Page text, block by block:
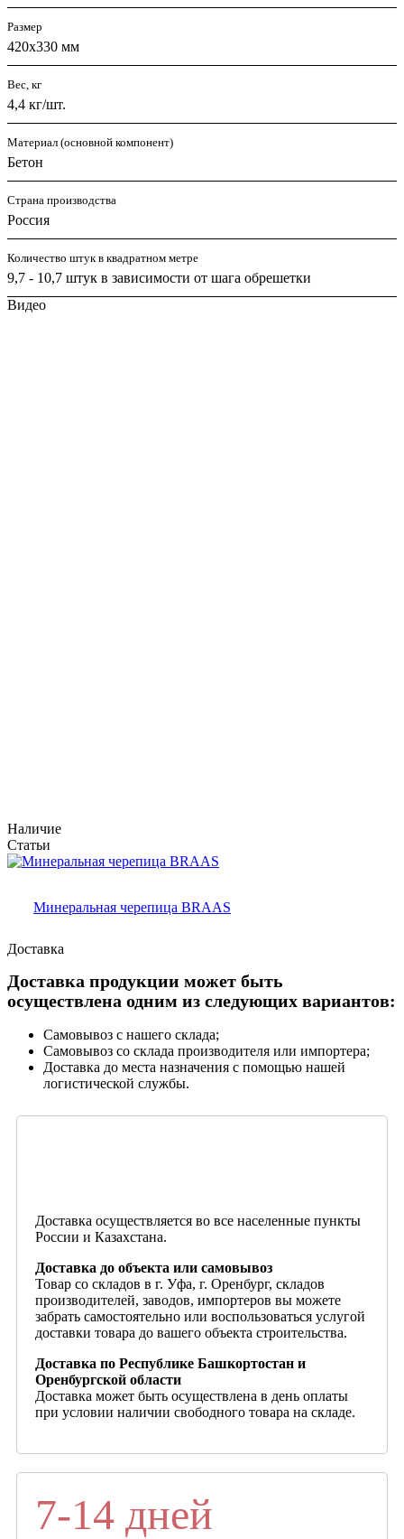
Размер
420х330 мм
Вес, кг
4,4 кг/шт.
Материал (основной компонент)
Бетон
Страна производства
Россия
Количество штук в квадратном метре
9,7 - 10,7 штук в зависимости от шага обрешетки
Видео
Наличие
Статьи
Минеральная черепица BRAAS
Доставка
Доставка продукции может быть
осуществлена одним из следующих вариантов:
Самовывоз с нашего склада;
Самовывоз со склада производителя или импортера;
Доставка до места назначения с помощью нашей
логистической службы.
Доставка осуществляется во все населенные пункты
России и Казахстана.
Доставка до объекта или самовывоз
Товар со складов в г. Уфа, г. Оренбург, складов
производителей, заводов, импортеров вы можете
забрать самостоятельно или воспользоваться услугой
доставки товара до вашего объекта строительства.
Доставка по Республике Башкортостан и
Оренбургской области
Доставка может быть осуществлена в день оплаты
при условии наличии свободного товара на складе.
7-14 дней